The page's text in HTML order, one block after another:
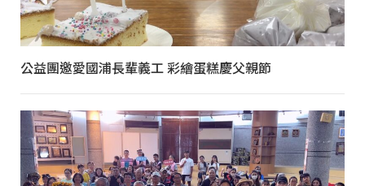
公益團邀愛國浦長輩義工 彩繪蛋糕慶父親節